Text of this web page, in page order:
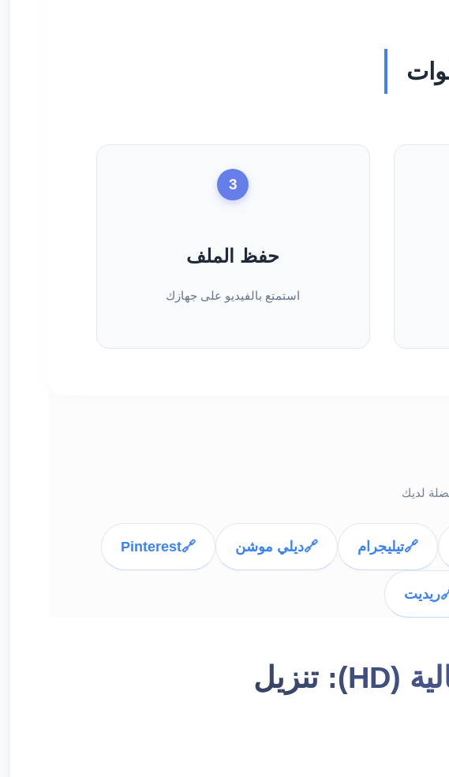
3
حفظ الملف
استمتع بالفيديو على جهازك
لديك
🔗تيليجرام 🔗ديلي موشن 🔗
Pinterest
ريديت
تحميل فيديو من فيسبوك بجودة عالية (HD): تنزيل